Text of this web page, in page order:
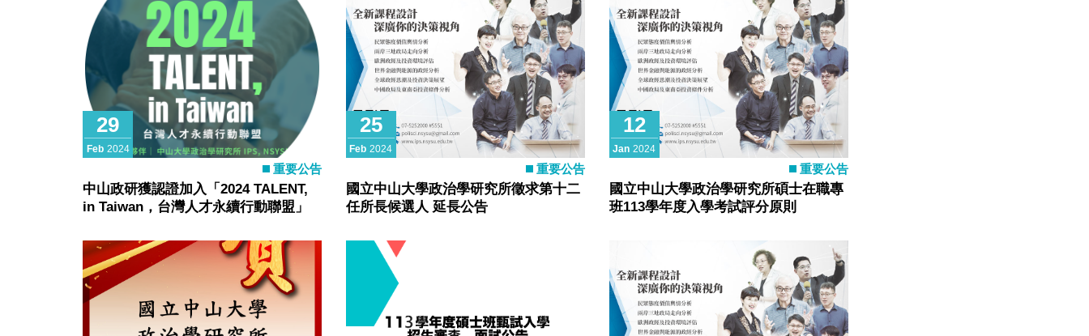
29
Feb 2024
重要公告
中山政研獲認證加入「2024 TALENT,
in Taiwan，台灣人才永續行動聯盟」
25
Feb 2024
重要公告
國立中山大學政治學研究所徵求第十二
任所長候選人 延長公告
12
Jan 2024
重要公告
國立中山大學政治學研究所碩士在職專
班113學年度入學考試評分原則